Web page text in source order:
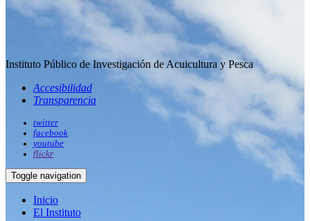
Instituto Público de Investigación de Acuicultura y Pesca
Accesibilidad
Transparencia
twitter
facebook
youtube
flickr
Toggle navigation
Inicio
El Instituto